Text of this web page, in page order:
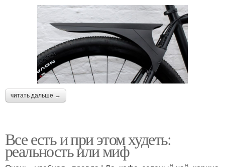
читать дальше →
Все есть и при этом худеть:
реальность или миф